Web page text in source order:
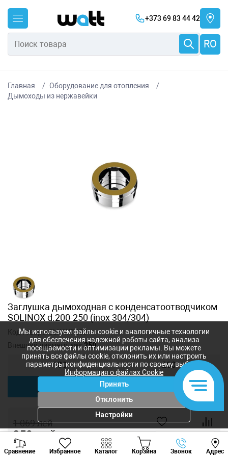
+373 69 83 44 42
RO
Главная
Оборудование для отопления
Дымоходы из нержавейки
Заглушка дымоходная с конденсатоотводчиком
SOLINOX d.200-250 (inox 304/304)
Код товара:SLXAYT-200
Внешний диаметр, мм: 250
180 200
1 069лей
859лей
Сравнение Избранное Каталог Корзина Звонок Адрес
Viber Whatsapp
Мы используем файлы cookie и аналогичные технологии
для обеспечения надежной работы сайта, анализа
посещаемости и оптимизации рекламы. Вы можете
принять все файлы cookie, отклонить их или настроить
параметры конфиденциальности по своему выбору.
Информация о файлах Cookie
Принять
Отклонить
Настройки